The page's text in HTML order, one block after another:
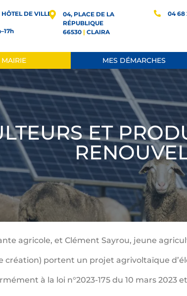
DE VILLE
04, PLACE DE LA
RÉPUBLIQUE
66530| CLAIRA
04 68
MES DÉMARCHES
ET
agricole, et Clément Sayrou, jeune
création) portent un projet agrivoltaïque
à la loi n°2023-175 du 10 mars 2023